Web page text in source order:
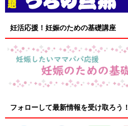
妊活応援！妊娠のための基礎講座
フォローして最新情報を受け取ろう！